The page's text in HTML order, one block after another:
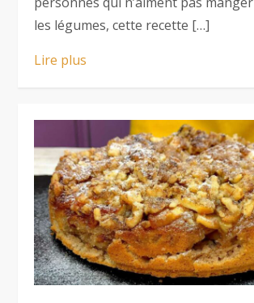
les légumes, cette recette […]
Lire plus